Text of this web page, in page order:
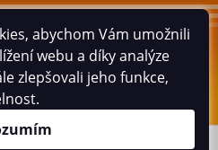
ks / 0 Kč
abychom Vám umožnili
webu a díky analýze
zlepšovali jeho funkce,